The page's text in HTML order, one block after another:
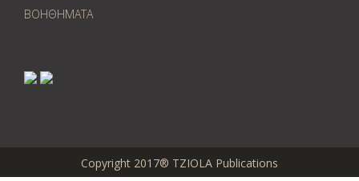
ΒΟΗΘΗΜΑΤΑ
Copyright 2017® TZIOLA Publications